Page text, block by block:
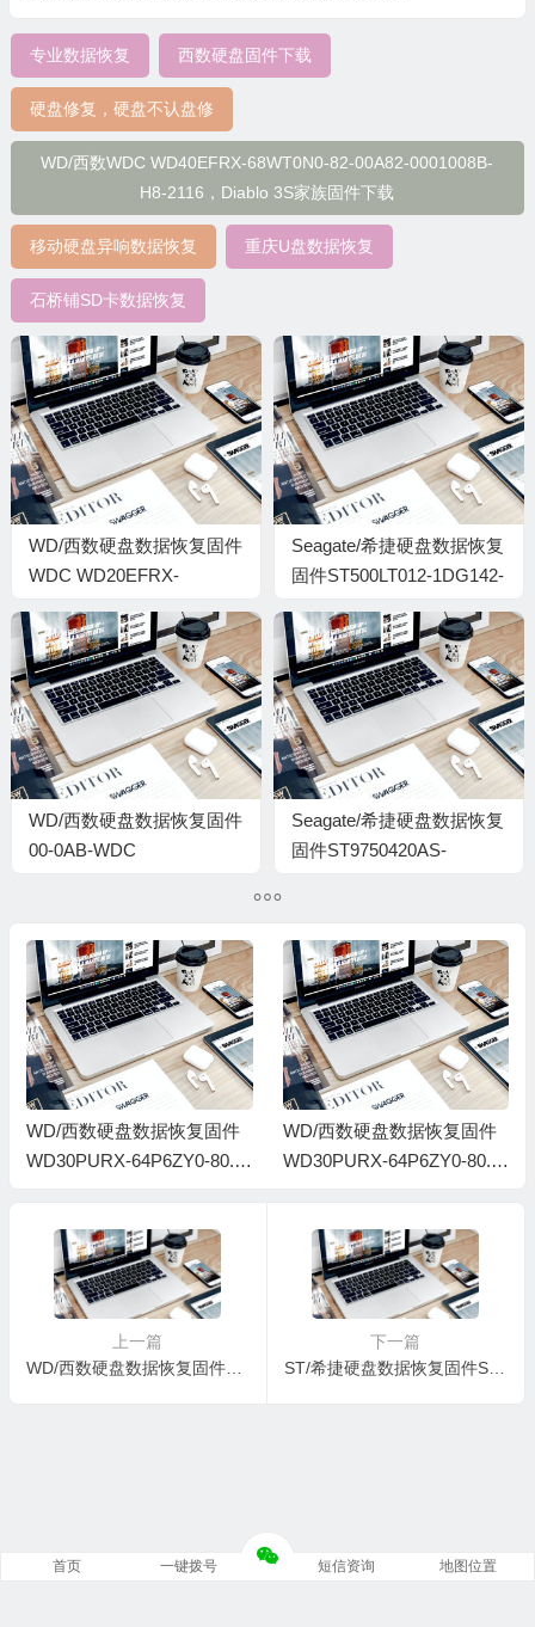
专业数据恢复 西数硬盘固件下载
硬盘修复，硬盘不认盘修
WD/西数WDC WD40EFRX-68WT0N0-82-00A82-0001008B-
H8-2116，Diablo 3S家族固件下载
移动硬盘异响数据恢复 重庆U盘数据恢复
石桥铺SD卡数据恢复
WD/西数硬盘数据恢复固件
WDC WD20EFRX-
WCC4M2VRP1XX-
00150003-H4-1740
Seagate/希捷硬盘数据恢复
固件ST500LT012-1DG142-
WD/西数硬盘数据恢复固件
00-0AB-WDC
WXC2D23AJ282-
0000000A-2016
Seagate/希捷硬盘数据恢复
固件ST9750420AS-
WD/西数硬盘数据恢复固件
WD30PURX-64P6ZY0-80.0
WD/西数硬盘数据恢复固件
WD30PURX-64P6ZY0-80.0
上一篇
WD/西数硬盘数据恢复固件WDC WD30PURX-64P6ZY0-80-00A80-WMC4N0F0RWH0-0001005V-H6-1740
下一篇
ST/希捷硬盘数据恢复固件ST1000VM002-1ET162-SC12-W5115WH2-PC3000全套
首页 一键拨号 短信资询 地图位置